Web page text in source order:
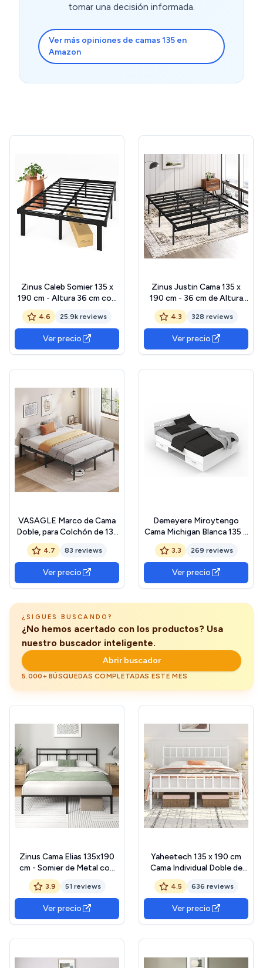
tomar una decisión informada.
Ver más opiniones de camas 135 en
Amazon
Zinus Caleb Somier 135 x
190 cm - Altura 36 cm con
Almacenamiento bajo la
Cama - Estructura de
Acero Plegable - Negro
4.6 25.9k reviews
Ver precio
Zinus Justin Cama 135 x
190 cm - 36 cm de Altura
con Almacenamiento
Debajo de la Cama - Cama
de Plataforma de Metal –
Negro
4.3 328 reviews
Ver precio
VASAGLE Marco de Cama
Doble, para Colchón de 135
x 190 cm, de Metal,
Organización del Espacio,
Moderno, para Invitados,
Fácil Montaje, Negro Tinta
RMB136B01
4.7 83 reviews
Ver precio
Demeyere Miroytengo
Cama Michigan Blanca 135 o
140 cm
3.3 269 reviews
Ver precio
¿SIGUES BUSCANDO?
¿No hemos acertado con los productos? Usa
nuestro buscador inteligente.
Abrir buscador
5.000+ BÚSQUEDAS COMPLETADAS ESTE MES
Zinus Cama Elias 135x190
cm - Somier de Metal con
cabecero - Altura 30 cm -
Cama con somier de láminas
de Metal - Fácil Montaje -
Espacio de
Almacenamiento Debajo de
3.9 51 reviews
Ver precio
Yaheetech 135 x 190 cm
Cama Individual Doble de
Metal para Adultos Gran
Espacio Moderna Lamas
Blanco
4.5 636 reviews
Ver precio